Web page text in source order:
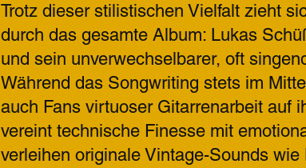
Trotz dieser stilistischen Vielfalt zieht
durch das gesamte Album: Lukas
und sein unverwechselbarer, oft
Während das Songwriting stets im
auch Fans virtuoser Gitarrenarbeit auf
vereint technische Finesse mit
verleihen originale Vintage-Sounds